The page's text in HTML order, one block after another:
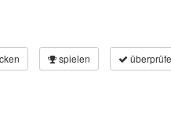
spielen